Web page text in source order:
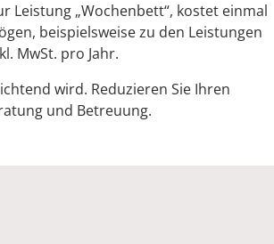
Leistung „Wochenbett“, kostet einmal
beispielsweise zu den Leistungen
MwSt. pro Jahr.
wird. Reduzieren Sie Ihren
und Betreuung.